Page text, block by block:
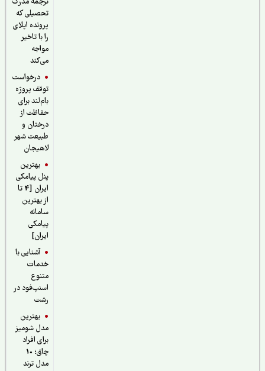
تحصیلی که
پرونده اپلای
را با تاخیر
درخواست
توقف پروژه
بام‌لند برای
حفاظت از
درختان و
طبیعت شهر
لاهیجان
بهترین
پنل پیامکی
ایران [4 تا
از بهترین
سامانه
پیامکی
آشنایی با
خدمات
اسنپ‌فود در
بهترین
مدل شومیز
برای افراد
چاق؛ 10
مدل ترند